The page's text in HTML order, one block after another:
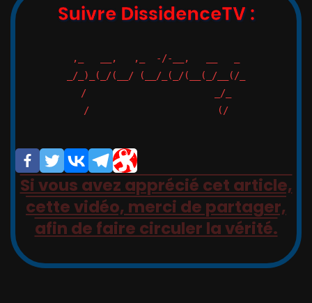
Suivre DissidenceTV :
,_   __,   ,_  -/-__,   __   _
_/_)_(_/(__/ (__/_(_/(__(_/__(/_
/                       _/_
/                       (/
Si vous avez apprécié cet article,
cette vidéo, merci de partager,
afin de faire circuler la vérité.